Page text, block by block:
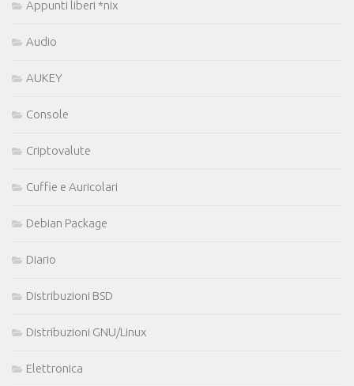
Appunti liberi *nix
Audio
AUKEY
Console
Criptovalute
Cuffie e Auricolari
Debian Package
Diario
Distribuzioni BSD
Distribuzioni GNU/Linux
Elettronica